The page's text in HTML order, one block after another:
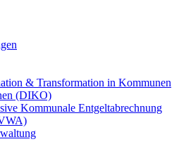
& Transformation in Kommunen
(DIKO)
Kommunale Entgeltabrechnung